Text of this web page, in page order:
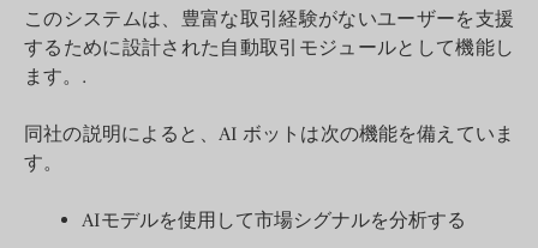
このシステムは、豊富な取引経験がないユーザーを支援
するために設計された自動取引モジュールとして機能し
ます。.
同社の説明によると、AI ボットは次の機能を備えていま
す。
AIモデルを使用して市場シグナルを分析する